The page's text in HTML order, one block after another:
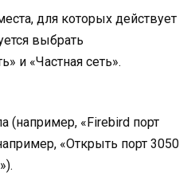
для которых действует
выбрать
и «Частная сеть».
(например, «Firebird порт
«Открыть порт 3050